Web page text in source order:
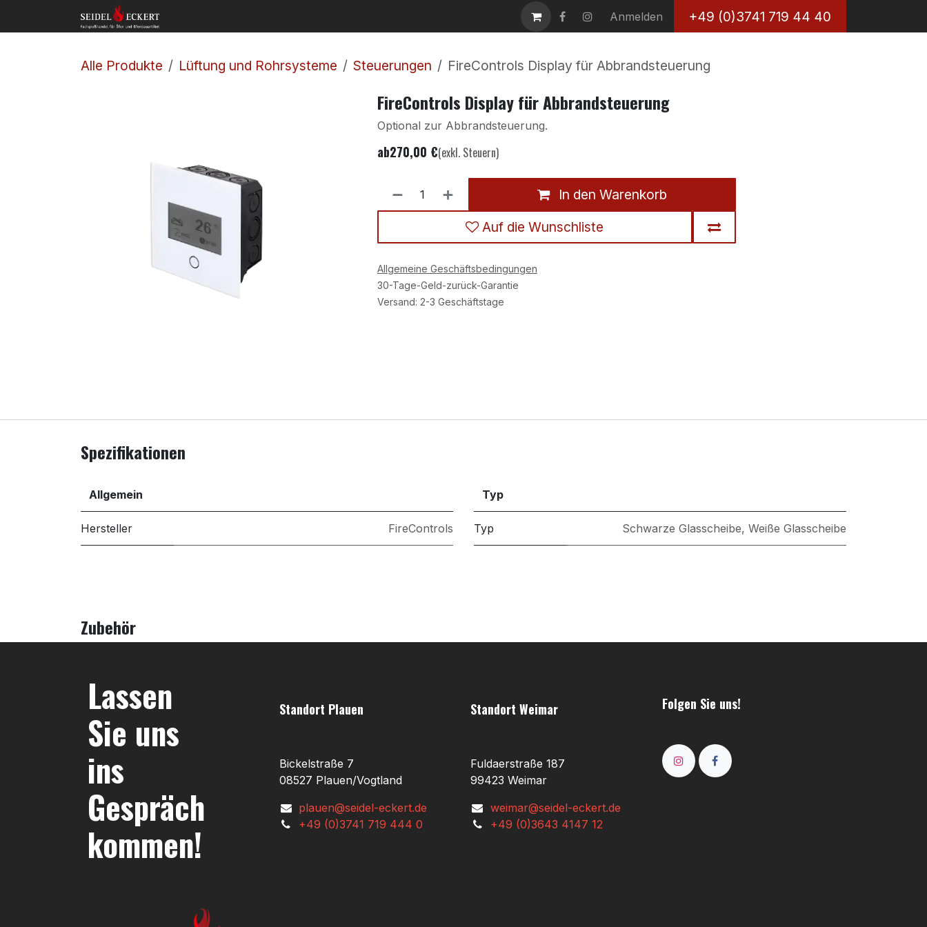
Zum Inhalt springen Anmelden +49 (0)3741 719 44 40
Alle Produkte Lüftung und Rohrsysteme Steuerungen FireControls Display für Abbrandsteuerung
FireControls Display für Abbrandsteuerung
Optional zur Abbrandsteuerung.
ab270,00 €(exkl. Steuern)
In den Warenkorb
Auf die Wunschliste
Allgemeine Geschäftsbedingungen
30-Tage-Geld-zurück-Garantie
Versand: 2-3 Geschäftstage
Spezifikationen
Allgemein
Hersteller FireControls
Typ
Typ Schwarze Glasscheibe, Weiße Glasscheibe
Zubehör
Lassen
Sie uns
ins
Gespräch
kommen!
Folgen Sie uns!
Standort Plauen
Bickelstraße 7
08527 Plauen/Vogtland
plauen@seidel-eckert.de
+49 (0)3741 719 444 0
Standort Weimar
Fuldaerstraße 187
99423 Weimar
weimar@seidel-eckert.de
+49 (0)3643 4147 12